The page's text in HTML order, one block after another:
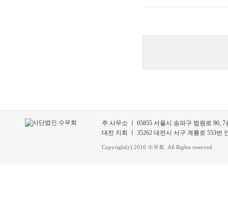
주 사무소 ㅣ 05855 서울시 송파구 법원로 90,
대전 지회 ㅣ 35262 대전시 서구 계룡로 553번
Copyright(c) 2016 수우회. All Rights reserved.